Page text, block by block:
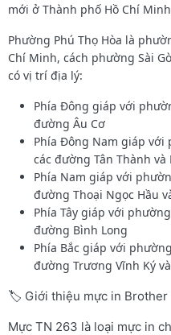
mới ở Thành phố Hồ Chí
Phường Phú Thọ Hòa là
Chí Minh, cách phường Sài
có vị trí địa lý:
Phía Đông giáp với
đường Âu Cơ
Phía Đông Nam giáp với
các đường Tân Thành và
Phía Nam giáp với
đường Thoại Ngọc Hầu
Phía Tây giáp với
đường Bình Long
Phía Bắc giáp với
đường Trương Vĩnh Ký
🏷️ Giới thiệu mực in Brother
Mực TN 263 là loại mực in